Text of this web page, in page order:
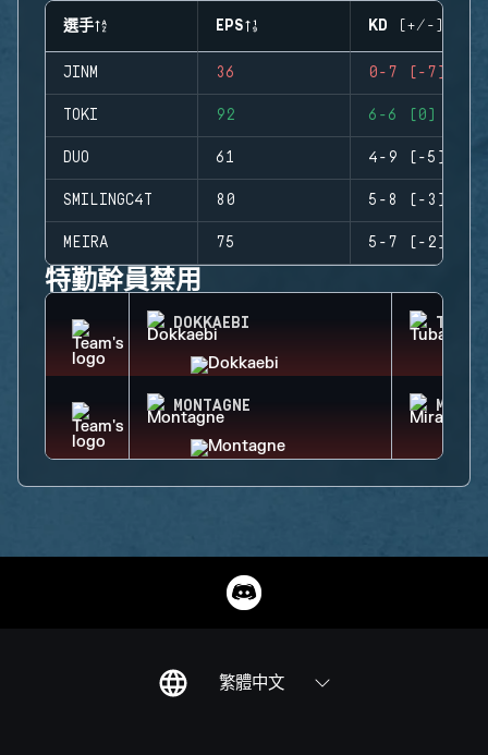
選手 EPS KD (+/-)
JINM 36 0-7 (-7)
TOKI 92 6-6 (0)
DUO 61 4-9 (-5)
SMILINGC4T 80 5-8 (-3)
MEIRA 75 5-7 (-2)
特勤幹員禁用
DOKKAEBI
MONTAGNE MIRA
繁體中文